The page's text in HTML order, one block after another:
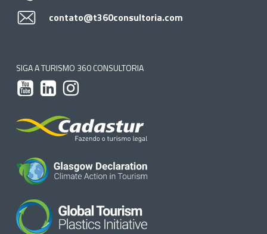
contato@t360consultoria.com
SIGA A TURISMO 360 CONSULTORIA